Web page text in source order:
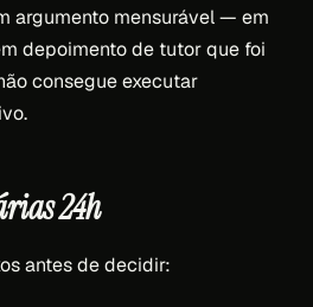
argumento mensurável — em
depoimento de tutor que foi
consegue executar
24h
antes de decidir: